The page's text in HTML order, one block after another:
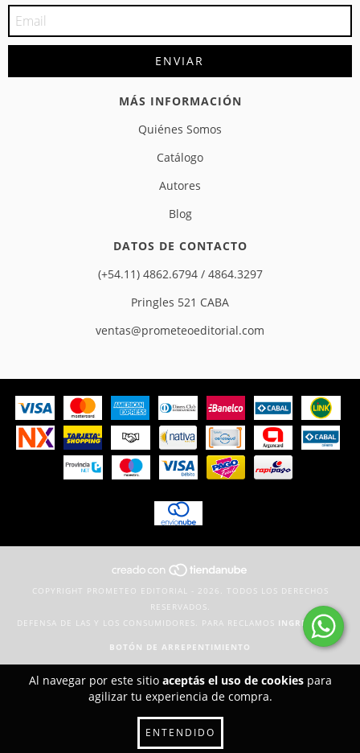
Al navegar por este sitio aceptás el uso de cookiespara
agilizar tu experiencia de compra.
ENTENDIDO
MÁS INFORMACIÓN
Quiénes Somos
Catálogo
Autores
Blog
DATOS DE CONTACTO
(+54.11) 4862.6794 / 4864.3297
Pringles 521 CABA
ventas@prometeoeditorial.com
COPYRIGHT PROMETEO EDITORIAL - 2026. TODOS LOS DERECHOS
RESERVADOS.
DEFENSA DE LAS Y LOS CONSUMIDORES. PARA RECLAMOS INGRESÁ ACÁ.
BOTÓN DE ARREPENTIMIENTO